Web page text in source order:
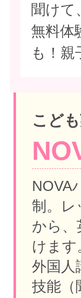
聞けて
無料体
も！
こど
NOVA
制。
レ
から、
けます
外国人
技能（